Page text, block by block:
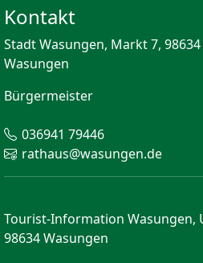
Kontakt
Stadt Wasungen, Markt 7, 98634
Wasungen
Bürgermeister
036941 79446
rathaus@wasungen.de
Tourist-Information Wasungen,
98634 Wasungen